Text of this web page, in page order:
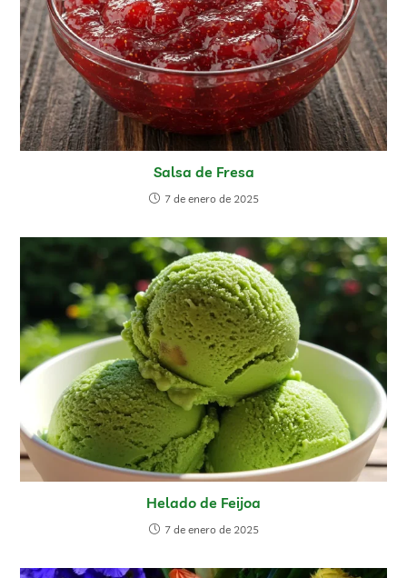
Salsa de Fresa
7 de enero de 2025
Helado de Feijoa
7 de enero de 2025